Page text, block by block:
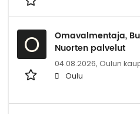
O
Omavalmentaja,
Nuorten palvelut
04.08.2026, Oulun
Oulu